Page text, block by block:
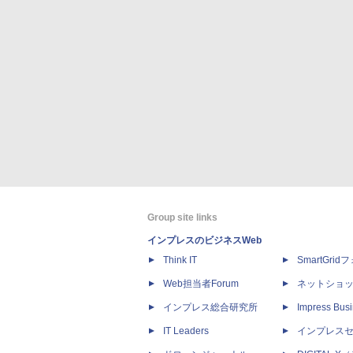
Group site links
インプレスのビジネスWeb
Think IT
Web担当者Forum
インプレス総合研究所
IT Leaders
SmartGridフ
ネットショ
Impress
インプレス